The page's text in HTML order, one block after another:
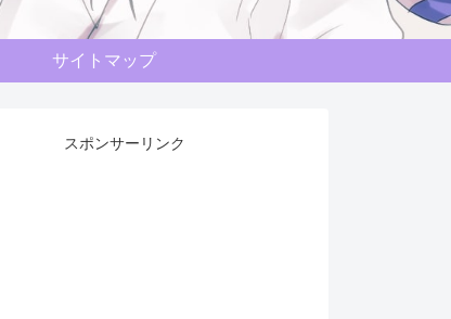
サイトマップ
スポンサーリンク